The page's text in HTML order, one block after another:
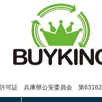
可証 兵庫県公安委員会 第